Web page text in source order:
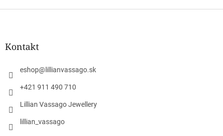
Z
Kontakt
eshop@ lillianvassago.sk
+421 911 490 710
Lillian Vassago Jewellery
lillian_vassago